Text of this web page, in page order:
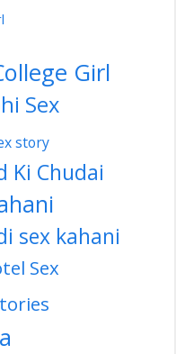
Girl
Sex
story
Ki Chudai
sex kahani
Sex